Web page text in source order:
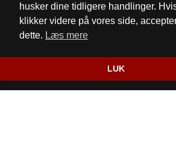
husker dine tidligere handlinger.
klikker videre på vores side,
dette. Læs mere
LUK
Fødevarestyrelsens kontrolrapport